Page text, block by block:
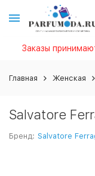
Заказы
Главная Женская
Salvatore
Бренд: Salvatore